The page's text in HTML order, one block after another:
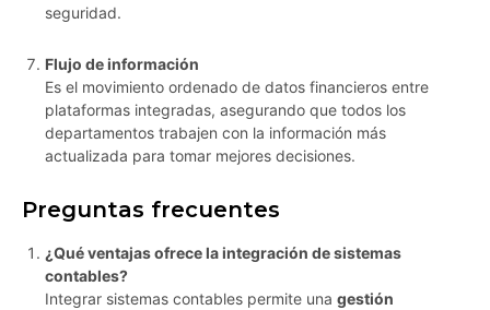
seguridad.
Flujo de información
Es el movimiento ordenado de datos financieros entre
plataformas integradas, asegurando que todos los
departamentos trabajen con la información más
actualizada para tomar mejores decisiones.
Preguntas frecuentes
¿Qué ventajas ofrece la integración de sistemas
contables?
Integrar sistemas contables permite una gestión